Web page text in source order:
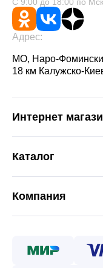
Адрес:
МО, Наро-
18 км Калужско-
Интернет
Каталог
Компания